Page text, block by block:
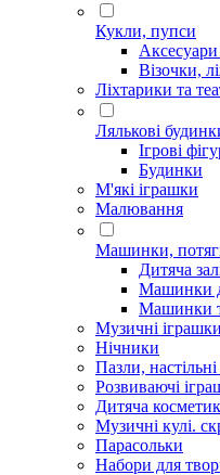
Кукли, пупси
Аксесуари
Візочки,
Ліхтарики та
Лялькові
Ігрові
Будинки
М'які іграшки
Малювання
Машинки,
Дитяча
Машинки
Машинки
Музичні іграшки
Нічники
Пазли, настільні
Розвиваючі
Дитяча
Музичні кулі.
Парасольки
Набори для